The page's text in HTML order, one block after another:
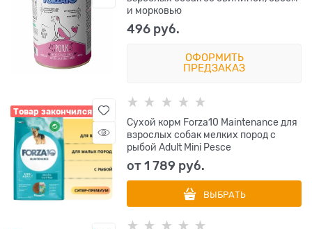
и морковью
496 руб.
ОФОРМИТЬ
ПРЕДЗАКАЗ
Товар закончился
Сухой корм Forza10 Maintenance для
взрослых собак мелких пород с
рыбой Adult Mini Pesce
от1 789 руб.
ВЫБРАТЬ